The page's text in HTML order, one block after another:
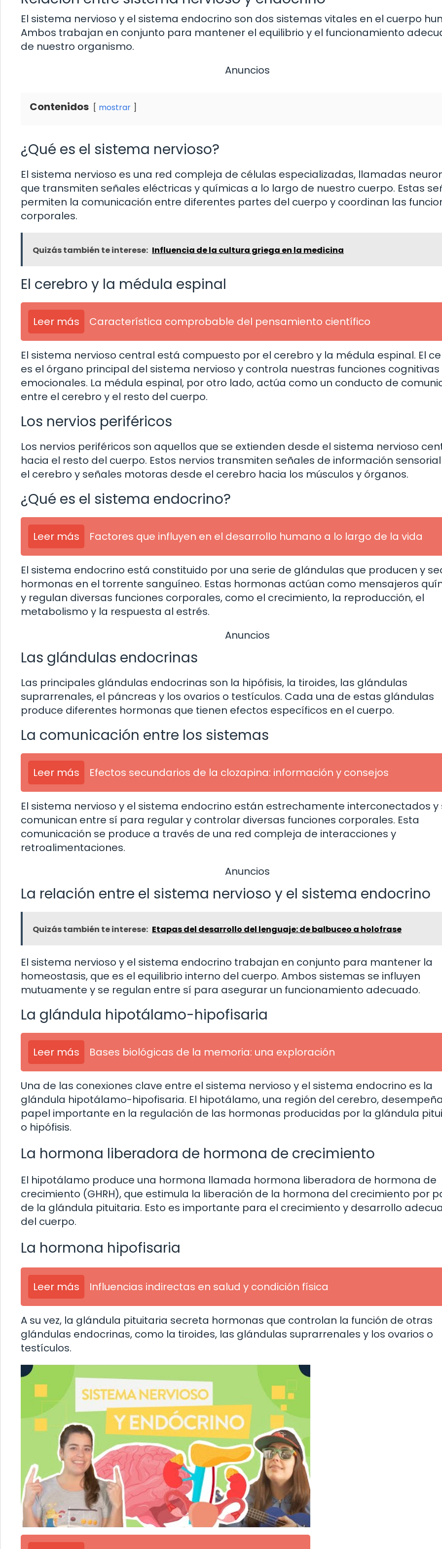
El sistema nervioso y el sistema endocrino son dos sistemas vitales en el cuerpo
Ambos trabajan en conjunto para mantener el equilibrio y el funcionamiento
de nuestro organismo.
Anuncios
Contenidos mostrar
¿Qué es el sistema nervioso?
El sistema nervioso es una red compleja de células especializadas, llamadas
que transmiten señales eléctricas y químicas a lo largo de nuestro cuerpo. Estas
permiten la comunicación entre diferentes partes del cuerpo y coordinan las
corporales.
Quizás también te interese: Influencia de la cultura griega en la medicina
El cerebro y la médula espinal
Leer más Característica comprobable del pensamiento científico
El sistema nervioso central está compuesto por el cerebro y la médula espinal. El
es el órgano principal del sistema nervioso y controla nuestras funciones cognitivas
emocionales. La médula espinal, por otro lado, actúa como un conducto de
entre el cerebro y el resto del cuerpo.
Los nervios periféricos
Los nervios periféricos son aquellos que se extienden desde el sistema nervioso
hacia el resto del cuerpo. Estos nervios transmiten señales de información
el cerebro y señales motoras desde el cerebro hacia los músculos y órganos.
¿Qué es el sistema endocrino?
Leer más Factores que influyen en el desarrollo humano a lo largo de la vida
El sistema endocrino está constituido por una serie de glándulas que producen y
hormonas en el torrente sanguíneo. Estas hormonas actúan como mensajeros
y regulan diversas funciones corporales, como el crecimiento, la reproducción, el
metabolismo y la respuesta al estrés.
Anuncios
Las glándulas endocrinas
Las principales glándulas endocrinas son la hipófisis, la tiroides, las glándulas
suprarrenales, el páncreas y los ovarios o testículos. Cada una de estas glándulas
produce diferentes hormonas que tienen efectos específicos en el cuerpo.
La comunicación entre los sistemas
Leer más Efectos secundarios de la clozapina: información y consejos
El sistema nervioso y el sistema endocrino están estrechamente interconectados y
comunican entre sí para regular y controlar diversas funciones corporales. Esta
comunicación se produce a través de una red compleja de interacciones y
retroalimentaciones.
Anuncios
La relación entre el sistema nervioso y el sistema endocrino
Quizás también te interese: Etapas del desarrollo del lenguaje: de balbuceo a holofrase
El sistema nervioso y el sistema endocrino trabajan en conjunto para mantener la
homeostasis, que es el equilibrio interno del cuerpo. Ambos sistemas se influyen
mutuamente y se regulan entre sí para asegurar un funcionamiento adecuado.
La glándula hipotálamo-hipofisaria
Leer más Bases biológicas de la memoria: una exploración
Una de las conexiones clave entre el sistema nervioso y el sistema endocrino es la
glándula hipotálamo-hipofisaria. El hipotálamo, una región del cerebro,
papel importante en la regulación de las hormonas producidas por la glándula
o hipófisis.
La hormona liberadora de hormona de crecimiento
El hipotálamo produce una hormona llamada hormona liberadora de hormona de
crecimiento (GHRH), que estimula la liberación de la hormona del crecimiento por
de la glándula pituitaria. Esto es importante para el crecimiento y desarrollo
del cuerpo.
La hormona hipofisaria
Leer más Influencias indirectas en salud y condición física
A su vez, la glándula pituitaria secreta hormonas que controlan la función de otras
glándulas endocrinas, como la tiroides, las glándulas suprarrenales y los ovarios o
testículos.